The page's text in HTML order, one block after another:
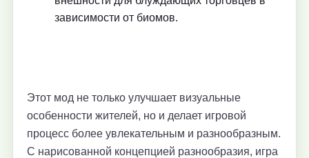
зависимости от биомов.
Этот мод не только улучшает визуальные
особенности жителей, но и делает игровой
процесс более увлекательным и разнообразным.
С нарисованной концепцией разнообразия, игра